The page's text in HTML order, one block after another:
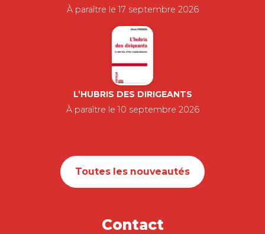
À paraître le 17 septembre 2026
L’HUBRIS DES DIRIGEANTS
À paraître le 10 septembre 2026
Toutes les nouveautés
Contact